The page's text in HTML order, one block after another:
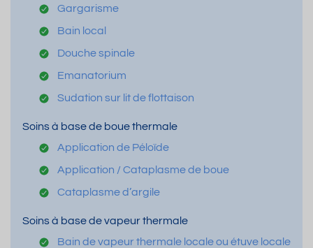
Gargarisme
Bain local
Douche spinale
Emanatorium
Sudation sur lit de flottaison
Soins à base de boue thermale
Application de Péloïde
Application / Cataplasme de boue
Cataplasme d’argile
Soins à base de vapeur thermale
Bain de vapeur thermale locale ou étuve locale